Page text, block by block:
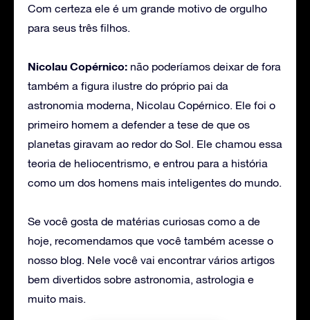
Com certeza ele é um grande motivo de orgulho
para seus três filhos.
Nicolau Copérnico: não poderíamos deixar de fora
também a figura ilustre do próprio pai da
astronomia moderna, Nicolau Copérnico. Ele foi o
primeiro homem a defender a tese de que os
planetas giravam ao redor do Sol. Ele chamou essa
teoria de heliocentrismo, e entrou para a história
como um dos homens mais inteligentes do mundo.
Se você gosta de matérias curiosas como a de
hoje, recomendamos que você também acesse o
nosso blog. Nele você vai encontrar vários artigos
bem divertidos sobre astronomia, astrologia e
muito mais.